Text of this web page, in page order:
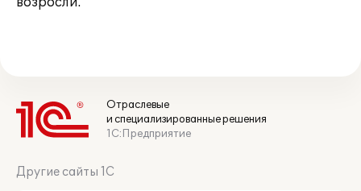
Отраслевые
и специализированные решения
1С:Предприятие
Другие сайты 1С